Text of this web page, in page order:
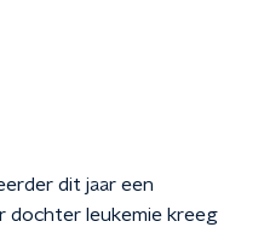
dit jaar een
dochter leukemie kreeg